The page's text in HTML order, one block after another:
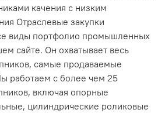
качения с низким
Отраслевые закупки
виды портфолио промышленных
сайте. Он охватывает весь
самые продаваемые
работаем с более чем 25
включая опорные
цилиндрические роликовые